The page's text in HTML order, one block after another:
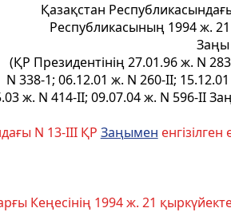
Қазақстан
Республикасының 1994 ж. 21
Заңы
(ҚР Президентінің 27.01.96 ж. N
N 338-1; 06.12.01 ж. N 260-II;
ж. N 414-II; 09.07.04 ж. N 596-II
N 13-III ҚР Заңымен
Кеңесiнiң 1994 ж. 21